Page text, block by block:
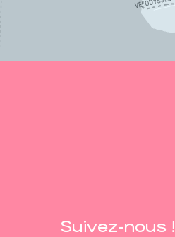
Suivez-nous !